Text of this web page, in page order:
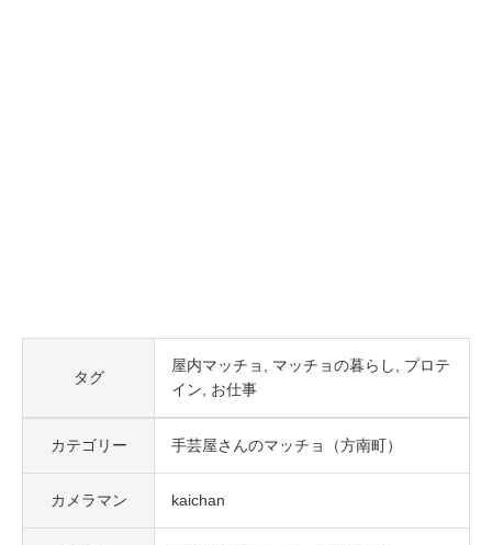
タグ
屋内マッチョ マッチョの暮らし
プロテ
イン
お仕事
カテゴリー 手芸屋さんのマッチョ（方南町）
カメラマン kaichan